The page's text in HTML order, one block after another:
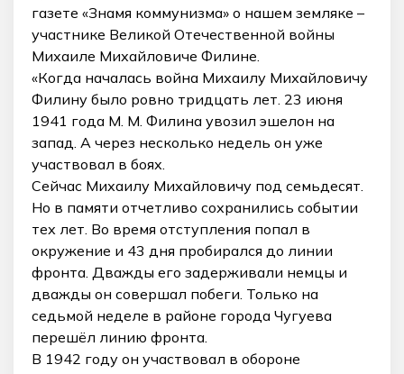
газете «Знамя коммунизма» о нашем земляке –
участнике Великой Отечественной войны
Михаиле Михайловиче Филине.
«Когда началась война Михаилу Михайловичу
Филину было ровно тридцать лет. 23 июня
1941 года М. М. Филина увозил эшелон на
запад. А через несколько недель он уже
участвовал в боях.
Сейчас Михаилу Михайловичу под семьдесят.
Но в памяти отчетливо сохранились событии
тех лет. Во время отступления попал в
окружение и 43 дня пробирался до линии
фронта. Дважды его задерживали немцы и
дважды он совершал побеги. Только на
седьмой неделе в районе города Чугуева
перешёл линию фронта.
В 1942 году он участвовал в обороне